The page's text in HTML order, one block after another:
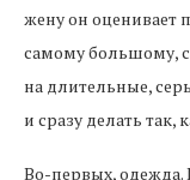
жену он оценивает
самому большому,
на длительные,
и сразу делать так,
Во-первых,